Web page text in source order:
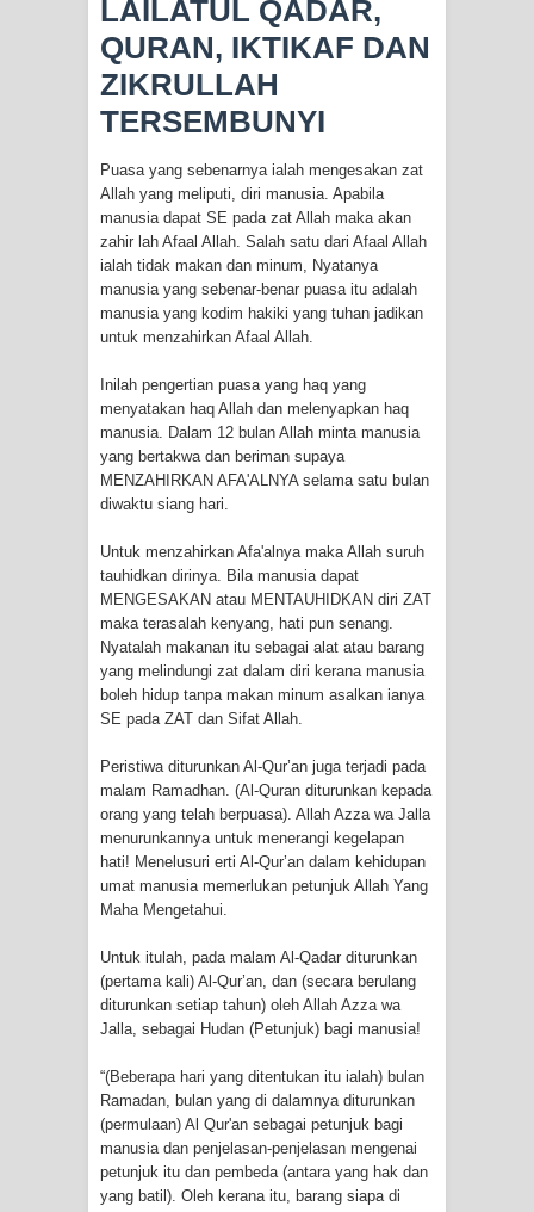
"Kotoran Yang Paling Bahaya Bukan
Pada Pakaian, Tetapi Pada Qalbi"
Dengan Tingkat Kesadaran yang
Berbeda
WAHDATUL WUJUD, WAHDATU
SYUHUD, DAN MANUNGGALING
KAWULA GUSTI
WAHDATUL WUJUD ITU APA..??
SUFI
LAILATUL QADAR,
QURAN, IKTIKAF DAN
ZIKRULLAH
TERSEMBUNYI
Puasa yang sebenarnya ialah mengesakan zat
Allah yang meliputi, diri manusia. Apabila
manusia dapat SE pada zat Allah maka akan
zahir lah Afaal Allah. Salah satu dari Afaal Allah
ialah tidak makan dan minum, Nyatanya
manusia yang sebenar-benar puasa itu adalah
manusia yang kodim hakiki yang tuhan jadikan
untuk menzahirkan Afaal Allah.
Inilah pengertian puasa yang haq yang
menyatakan haq Allah dan melenyapkan haq
manusia. Dalam 12 bulan Allah minta manusia
yang bertakwa dan beriman supaya
MENZAHIRKAN AFA'ALNYA selama satu bulan
diwaktu siang hari.
Untuk menzahirkan Afa'alnya maka Allah suruh
tauhidkan dirinya. Bila manusia dapat
MENGESAKAN atau MENTAUHIDKAN diri ZAT
maka terasalah kenyang, hati pun senang.
Nyatalah makanan itu sebagai alat atau barang
yang melindungi zat dalam diri kerana manusia
boleh hidup tanpa makan minum asalkan ianya
SE pada ZAT dan Sifat Allah.
Peristiwa diturunkan Al-Qur’an juga terjadi pada
malam Ramadhan. (Al-Quran diturunkan kepada
orang yang telah berpuasa). Allah Azza wa Jalla
menurunkannya untuk menerangi kegelapan
hati! Menelusuri erti Al-Qur’an dalam kehidupan
umat manusia memerlukan petunjuk Allah Yang
Maha Mengetahui.
Untuk itulah, pada malam Al-Qadar diturunkan
(pertama kali) Al-Qur’an, dan (secara berulang
diturunkan setiap tahun) oleh Allah Azza wa
Jalla, sebagai Hudan (Petunjuk) bagi manusia!
“(Beberapa hari yang ditentukan itu ialah) bulan
Ramadan, bulan yang di dalamnya diturunkan
(permulaan) Al Qur'an sebagai petunjuk bagi
manusia dan penjelasan-penjelasan mengenai
petunjuk itu dan pembeda (antara yang hak dan
yang batil). Oleh kerana itu, barang siapa di